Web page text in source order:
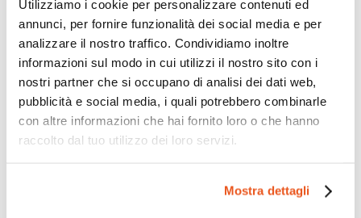
Utilizziamo i cookie per personalizzare contenuti ed
annunci, per fornire funzionalità dei social media e per
analizzare il nostro traffico. Condividiamo inoltre
informazioni sul modo in cui utilizzi il nostro sito con i
nostri partner che si occupano di analisi dei dati web,
pubblicità e social media, i quali potrebbero combinarle
con altre informazioni che hai fornito loro o che hanno
raccolto dal tuo utilizzo dei loro servizi.
Mostra dettagli
ISTITUTO TECNICO
INFORMATICA